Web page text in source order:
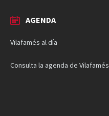
AGENDA
Vilafamés al día
Consulta la agenda de Vilafamés